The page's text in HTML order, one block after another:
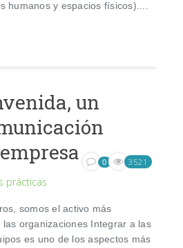
humanos y espacios físicos)....
un
prácticas
0 3521
somos el activo más
organizaciones Integrar a las
es uno de los aspectos más